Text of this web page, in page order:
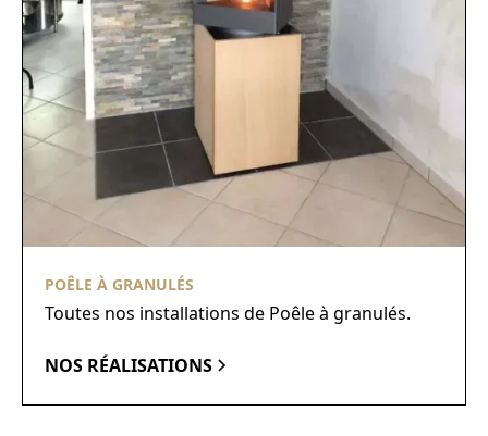
POÊLE À GRANULÉS
Toutes nos installations de Poêle à granulés.
NOS RÉALISATIONS